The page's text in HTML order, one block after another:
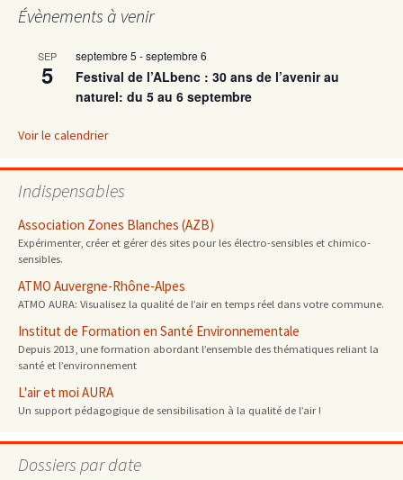
Évènements à venir
SEP
5
septembre 5 -septembre 6
Festival de l’ALbenc : 30 ans de l’avenir au
naturel: du 5 au 6 septembre
Voir le calendrier
Indispensables
Association Zones Blanches (AZB)
Expérimenter, créer et gérer des sites pour les électro-sensibles et chimico-
sensibles.
ATMO Auvergne-Rhône-Alpes
ATMO AURA: Visualisez la qualité de l’air en temps réel dans votre commune.
Institut de Formation en Santé Environnementale
Depuis 2013, une formation abordant l’ensemble des thématiques reliant la
santé et l’environnement
L'air et moi AURA
Un support pédagogique de sensibilisation à la qualité de l’air !
Dossiers par date